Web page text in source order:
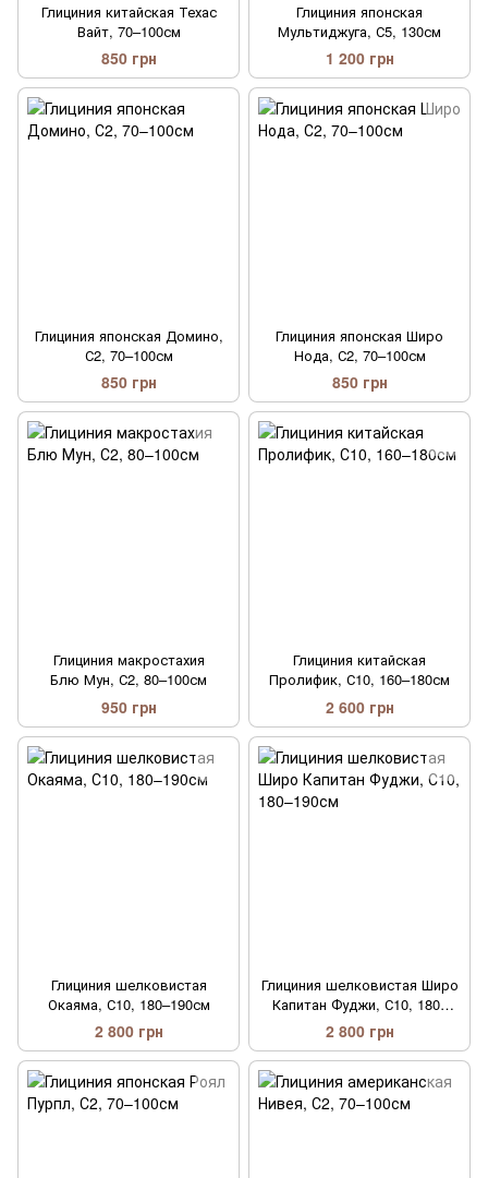
Глициния китайская Техас
Вайт, 70–100см
850 грн
Глициния японская
Мультиджуга, С5, 130см
1 200 грн
Глициния японская Домино,
С2, 70–100см
850 грн
Глициния японская Широ
Нода, С2, 70–100см
850 грн
Глициния макростахия
Блю Мун, С2, 80–100см
950 грн
Глициния китайская
Пролифик, С10, 160–180см
2 600 грн
Глициния шелковистая
Окаяма, С10, 180–190см
2 800 грн
Глициния шелковистая Широ
Капитан Фуджи, С10, 180–
190см
2 800 грн